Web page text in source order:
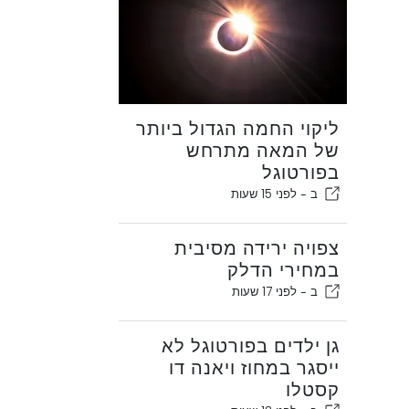
ליקוי החמה הגדול ביותר
של המאה מתרחש
בפורטוגל
ב - לפני 15 שעות
צפויה ירידה מסיבית
במחירי הדלק
ב - לפני 17 שעות
גן ילדים בפורטוגל לא
ייסגר במחוז ויאנה דו
קסטלו